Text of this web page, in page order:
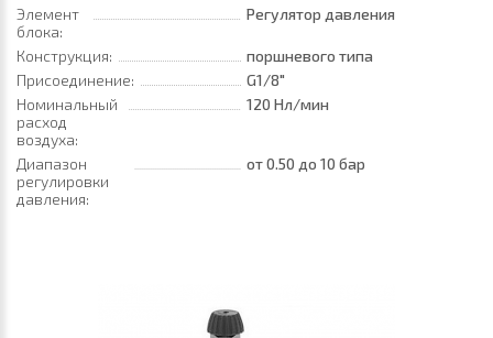
Элемент
блока:
Регулятор давления
Конструкция:
поршневого типа
Присоединение:
G1/8"
Номинальный
расход
воздуха:
120 Нл/мин
Диапазон
регулировки
давления:
от 0.50 до 10 бар